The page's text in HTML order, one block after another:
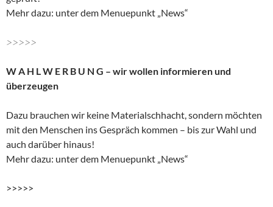
Mehr dazu: unter dem Menuepunkt „News“
>>>>>
W A H L W E R B U N G – wir wollen informieren und
überzeugen
Dazu brauchen wir keine Materialschhacht, sondern möchten
mit den Menschen ins Gespräch kommen – bis zur Wahl und
auch darüber hinaus!
Mehr dazu: unter dem Menuepunkt „News“
>>>>>